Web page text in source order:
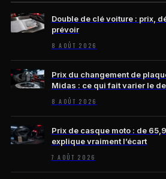
Double de clé voiture : prix,
prévoir
8 AOÛT 2026
Prix du changement de
Midas : ce qui fait varier le
8 AOÛT 2026
Prix de casque moto : de
explique vraiment l’écart
7 AOÛT 2026